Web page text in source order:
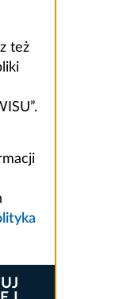
też